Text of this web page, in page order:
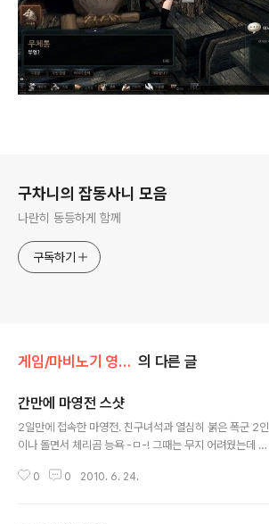
구차니의 잡동사니 모음
나란히 동등하게 함께
구독하기
게임/마비노기 영웅전 의 다른 글
간만에 마영전 스샷
2일만에 접속한 마영전. 친구녀석과 열심히 붉은 폭군 2인
이나 돌면서 체리곰 능욕 -ㅁ-! 그때는 무지 어려웠는데 힐
에 끊는(인트로 빼면 한 3분?) 무시무시한 창애시.. OTL
0 0 2010. 6. 24.